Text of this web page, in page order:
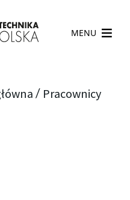
MENU
/ Pracownicy